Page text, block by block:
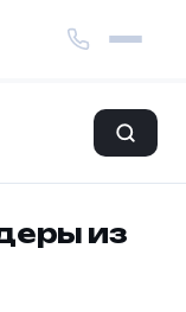
из Китая
из